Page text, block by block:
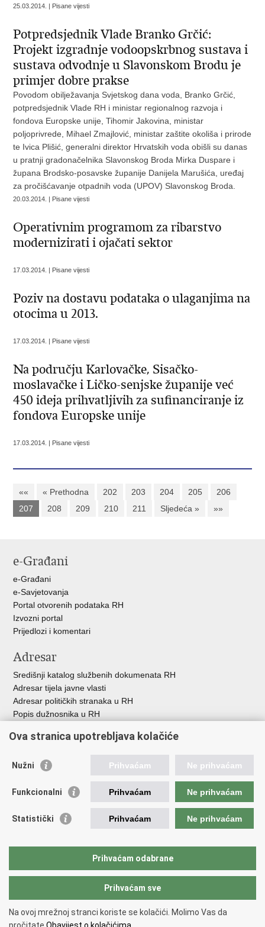
25.03.2014. | Pisane vijesti
Potpredsjednik Vlade Branko Grčić:
Projekt izgradnje vodoopskrbnog sustava i
sustava odvodnje u Slavonskom Brodu je
primjer dobre prakse
Povodom obilježavanja Svjetskog dana voda, Branko Grčić,
potpredsjednik Vlade RH i ministar regionalnog razvoja i
fondova Europske unije, Tihomir Jakovina, ministar
poljoprivrede, Mihael Zmajlović, ministar zaštite okoliša i prirode
te Ivica Plišić, generalni direktor Hrvatskih voda obišli su danas
u pratnji gradonačelnika Slavonskog Broda Mirka Duspare i
župana Brodsko-posavske županije Danijela Marušića, uređaj
za pročišćavanje otpadnih voda (UPOV) Slavonskog Broda.
20.03.2014. | Pisane vijesti
Operativnim programom za ribarstvo
modernizirati i ojačati sektor
17.03.2014. | Pisane vijesti
Poziv na dostavu podataka o ulaganjima na
otocima u 2013.
17.03.2014. | Pisane vijesti
Na području Karlovačke, Sisačko-
moslavačke i Ličko-senjske županije već
450 ideja prihvatljivih za sufinanciranje iz
fondova Europske unije
17.03.2014. | Pisane vijesti
«« « Prethodna 202 203 204 205
206
207
208 209 210 211 Sljedeća » »»
e-Građani
e-Građani
e-Savjetovanja
Portal otvorenih podataka RH
Izvozni portal
Prijedlozi i komentari
Adresar
Središnji katalog službenih dokumenata RH
Adresar tijela javne vlasti
Adresar političkih stranaka u RH
Popis dužnosnika u RH
Pozivi za žurnu pomoć
Važne poveznice
Strukturni i investicijski fondovi
Središnja agencija za financiranje i ugovaranje
Predstavništvo Europske komisije u Hrvatskoj
Europski parlament
Copyright © 2026 Ministarstvo regionalnoga razvoja i fondova Europske
unije.
Ova stranica upotrebljava kolačiće
Nužni Prihvaćam Ne prihvaćam
Funkcionalni Prihvaćam Ne prihvaćam
Statistički Prihvaćam Ne prihvaćam
Prihvaćam odabrane
Prihvaćam sve
Na ovoj mrežnoj stranci koriste se kolačići. Molimo Vas da